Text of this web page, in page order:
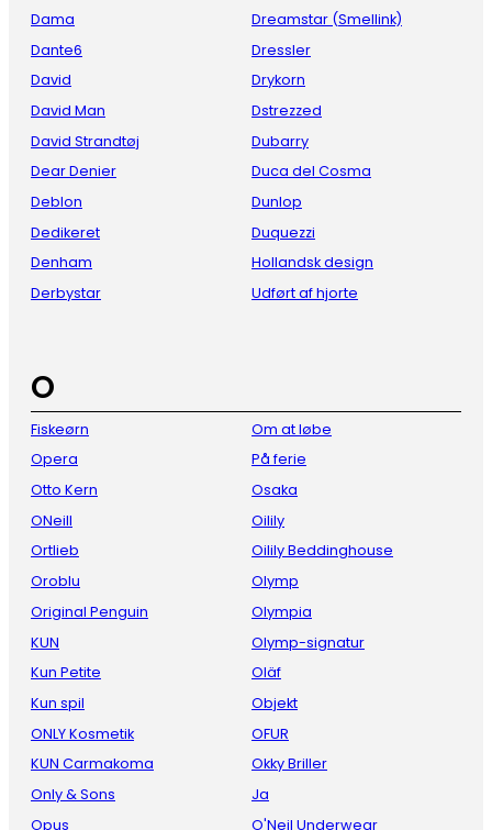
Dama
Dante6
David
David Man
David Strandtøj
Dear Denier
Deblon
Dedikeret
Denham
Derbystar
Dreamstar (Smellink)
Dressler
Drykorn
Dstrezzed
Dubarry
Duca del Cosma
Dunlop
Duquezzi
Hollandsk design
Udført af hjorte
O
Fiskeørn
Opera
Otto Kern
ONeill
Ortlieb
Oroblu
Original Penguin
KUN
Kun Petite
Kun spil
ONLY Kosmetik
KUN Carmakoma
Only & Sons
Opus
Om at løbe
På ferie
Osaka
Oilily
Oilily Beddinghouse
Olymp
Olympia
Olymp-signatur
Oläf
Objekt
OFUR
Okky Briller
Ja
O'Neil Underwear